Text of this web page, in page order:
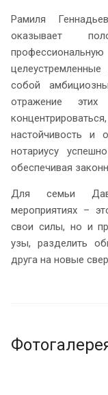
Рамиля
оказывает
собой
отражение
настойчивость и
нотариусу
обеспечивая
Для семьи
мероприятиях –
свои силы, но и
узы, разделить
друга на новые